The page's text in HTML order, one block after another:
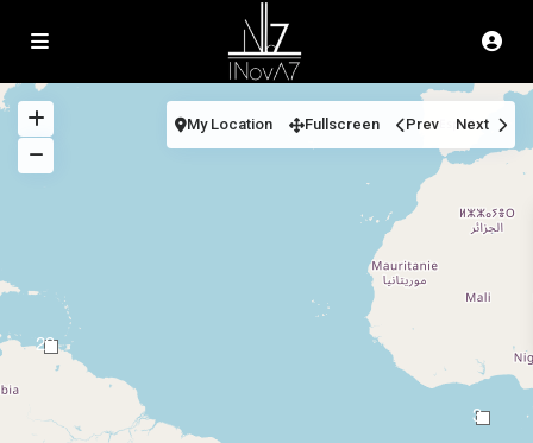
3
23
My Location Fullscreen Prev Next